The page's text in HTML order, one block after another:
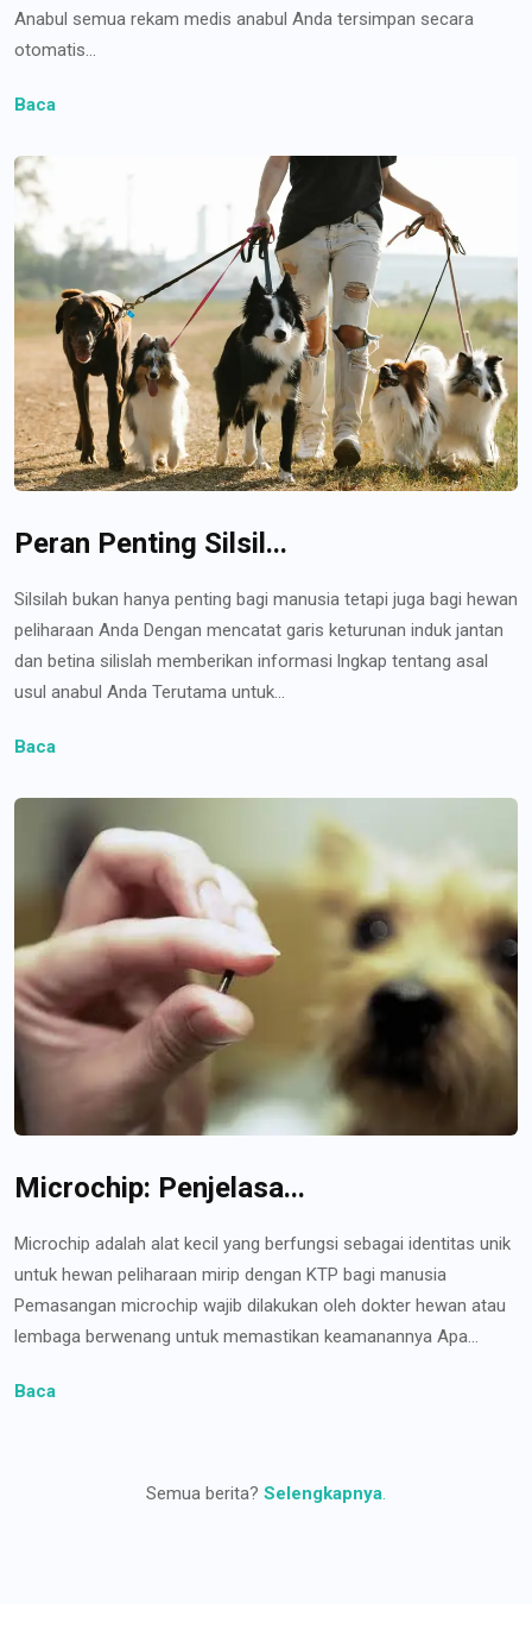
Anabul semua rekam medis anabul Anda tersimpan secara
otomatis...
Baca
Peran Penting Silsil...
Silsilah bukan hanya penting bagi manusia tetapi juga bagi hewan
peliharaan Anda Dengan mencatat garis keturunan induk jantan
dan betina silislah memberikan informasi lngkap tentang asal
usul anabul Anda Terutama untuk...
Baca
Microchip: Penjelasa...
Microchip adalah alat kecil yang berfungsi sebagai identitas unik
untuk hewan peliharaan mirip dengan KTP bagi manusia
Pemasangan microchip wajib dilakukan oleh dokter hewan atau
lembaga berwenang untuk memastikan keamanannya Apa...
Baca
Semua berita? Selengkapnya